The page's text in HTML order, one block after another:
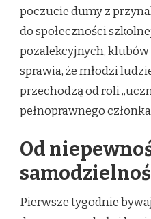
poczucie dumy z
do społeczności
pozalekcyjnych,
sprawia, że młodzi
przechodzą od roli
pełnoprawnego
Od
Pierwsze tygodnie